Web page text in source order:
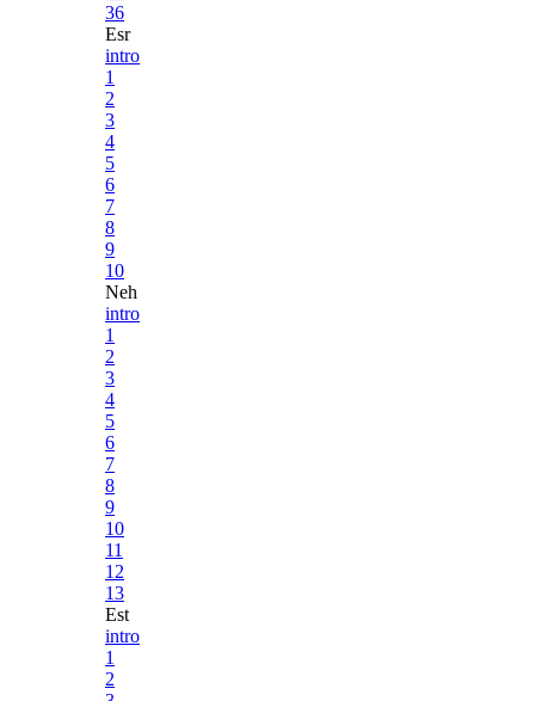
36
Esr
intro
1
2
3
4
5
6
7
8
9
10
Neh
intro
1
2
3
4
5
6
7
8
9
10
11
12
13
Est
intro
1
2